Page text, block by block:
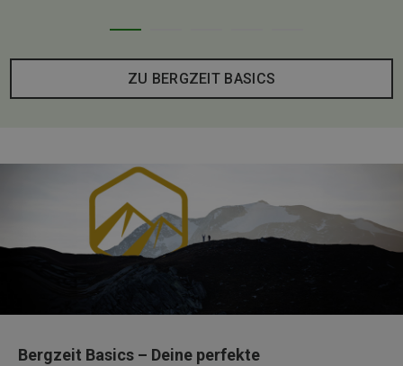
ZU BERGZEIT BASICS
Bergzeit Basics – Deine perfekte